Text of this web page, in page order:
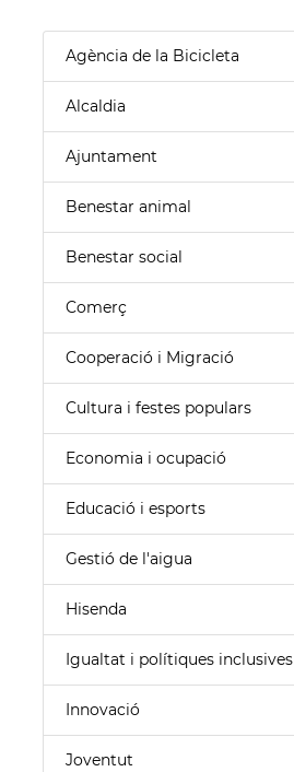
Agència de la Bicicleta
Alcaldia
Ajuntament
Benestar animal
Benestar social
Comerç
Cooperació i Migració
Cultura i festes populars
Economia i ocupació
Educació i esports
Gestió de l'aigua
Hisenda
Igualtat i polítiques inclusives
Innovació
Joventut